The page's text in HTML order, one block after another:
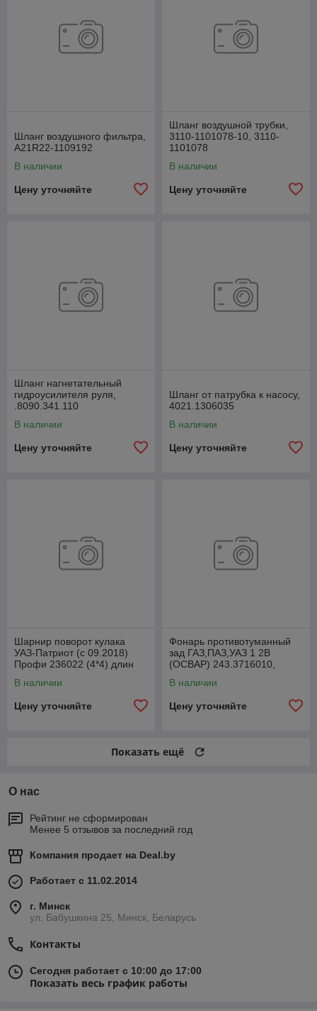
Шланг воздушного фильтра,
А21R22-1109192
В наличии
Цену уточняйте
Шланг воздушной трубки,
3110-1101078-10, 3110-
1101078
В наличии
Цену уточняйте
Шланг нагнетательный
гидроусилителя руля,
.8090.341.110
В наличии
Цену уточняйте
Шланг от патрубка к насосу,
4021.1306035
В наличии
Цену уточняйте
Шарнир поворот кулака
УАЗ-Патриот (с 09.2018)
Профи 236022 (4*4) длин
2360222304061
В наличии
Цену уточняйте
Фонарь противотуманный
зад ГАЗ,ПАЗ,УАЗ 1 2В
(ОСВАР) 243.3716010,
В наличии
Цену уточняйте
Показать ещё
О нас
Рейтинг не сформирован
Менее 5 отзывов за последний год
Компания продает на Deal.by
Работает с 11.02.2014
г. Минск
ул. Бабушкина 25, Минск, Беларусь
Контакты
Сегодня работает с 10:00 до 17:00
Показать весь график работы